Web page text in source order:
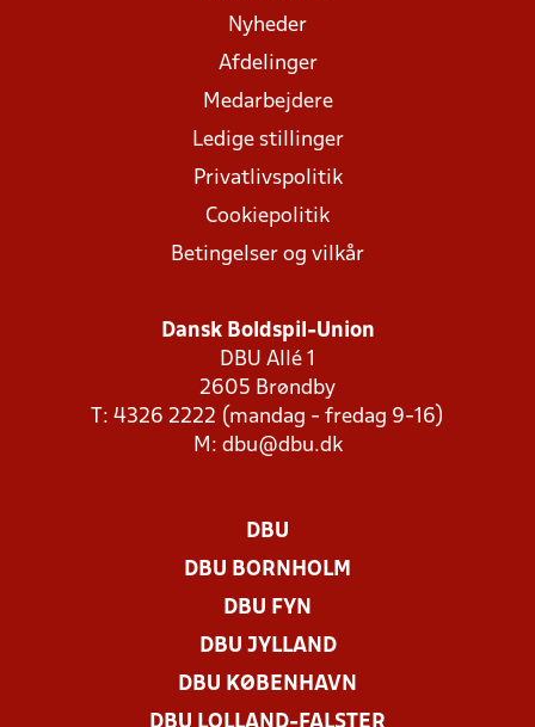
Nyheder
Afdelinger
Medarbejdere
Ledige stillinger
Privatlivspolitik
Cookiepolitik
Betingelser og vilkår
Dansk Boldspil-Union
DBU Allé 1
2605 Brøndby
T: 4326 2222 (mandag - fredag 9-16)
M: dbu@dbu.dk
DBU
DBU BORNHOLM
DBU FYN
DBU JYLLAND
DBU KØBENHAVN